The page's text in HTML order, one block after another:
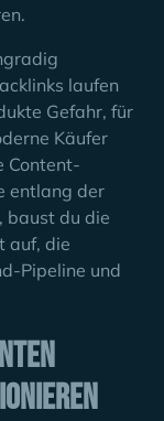
laufen
Gefahr, für
Käufer
Content-
entlang der
baust du die
auf, die
Pipeline und